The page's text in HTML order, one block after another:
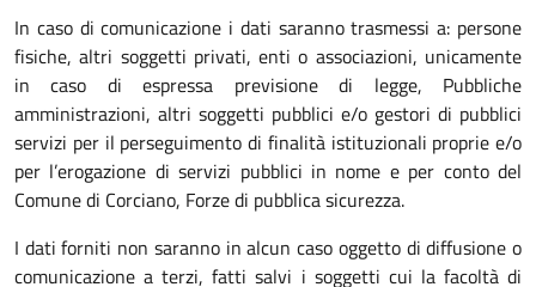
In caso di comunicazione i dati saranno trasmessi a: persone
fisiche, altri soggetti privati, enti o associazioni, unicamente
in caso di espressa previsione di legge, Pubbliche
amministrazioni, altri soggetti pubblici e/o gestori di pubblici
servizi per il perseguimento di finalità istituzionali proprie e/o
per l’erogazione di servizi pubblici in nome e per conto del
Comune di Corciano, Forze di pubblica sicurezza.
I dati forniti non saranno in alcun caso oggetto di diffusione o
comunicazione a terzi, fatti salvi i soggetti cui la facoltà di